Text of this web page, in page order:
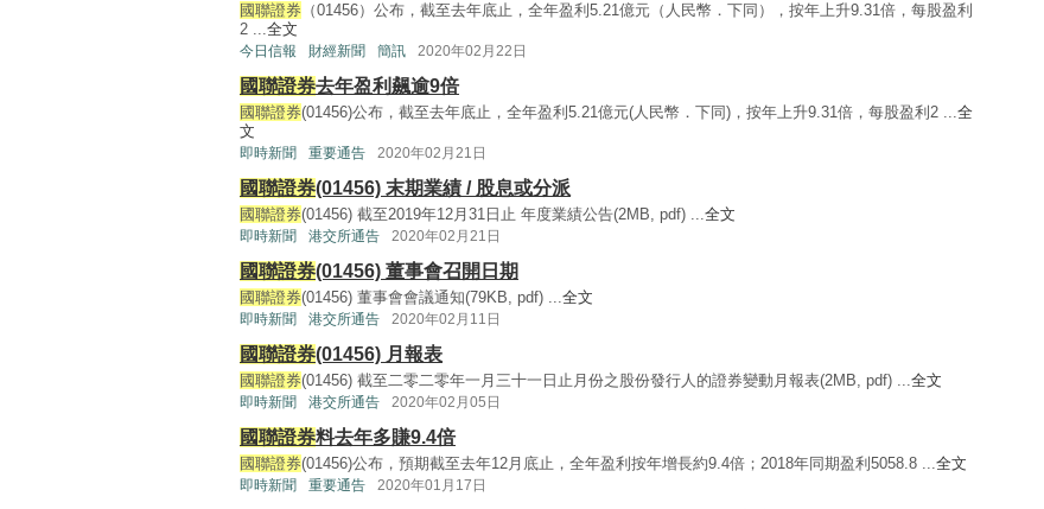
國聯證券 （01456）公布，截至去年底止，全年盈利5.21億元（人民幣．下同），按年上升9.31倍，每股盈利
2 ...全文
今日信報 財經新聞 簡訊 2020年02月22日
國聯證券去年盈利飆逾9倍
國聯證券(01456)公布，截至去年底止，全年盈利5.21億元(人民幣．下同)，按年上升9.31倍，每股盈利2 ...全
文
即時新聞 重要通告 2020年02月21日
國聯證券(01456) 末期業績 / 股息或分派
國聯證券(01456) 截至2019年12月31日止 年度業績公告(2MB, pdf) ...全文
即時新聞 港交所通告 2020年02月21日
國聯證券(01456) 董事會召開日期
國聯證券(01456) 董事會會議通知(79KB, pdf) ...全文
即時新聞 港交所通告 2020年02月11日
國聯證券(01456) 月報表
國聯證券(01456) 截至二零二零年一月三十一日止月份之股份發行人的證券變動月報表(2MB, pdf) ...全文
即時新聞 港交所通告 2020年02月05日
國聯證券料去年多賺9.4倍
國聯證券(01456)公布，預期截至去年12月底止，全年盈利按年增長約9.4倍；2018年同期盈利5058.8 ...全文
即時新聞 重要通告 2020年01月17日